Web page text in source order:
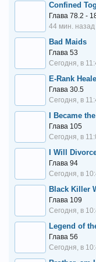
Том 8. Глава 44
Том 8. Глава 43
Том 7. Глава 42
Том 7. Глава 41
Том 7. Глава 40
Том 7. Глава 39
Том 7. Глава 38
Том 7. Глава 37
Том 6. Глава 36
Том 6. Глава 35
Том 6. Глава 34
Том 6. Глава 33
Том 6. Глава 32
Том 6. Глава 31
Том 5. Глава 30
Том 5. Глава 29
Том 5. Глава 28
Том 5. Глава 27
Том 5. Глава 26
Confined
Глава 78.2 -
44 мин. назад
Bad Maids
Глава 53
Сегодня, в
E-Rank
Глава 30.5
Сегодня, в
I Became
Глава 105
Сегодня, в
I Will
Глава 94
Сегодня, в
Black Killer
Глава 109
Сегодня, в
Legend of
Глава 56
Сегодня, в